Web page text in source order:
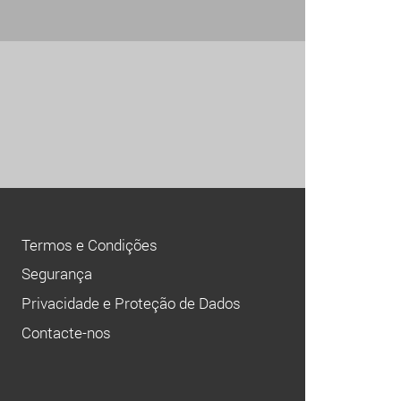
Termos e Condições
Segurança
Privacidade e Proteção de Dados
Contacte-nos